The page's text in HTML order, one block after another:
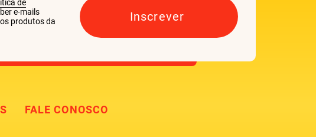
de
e-mails
produtos da
FALE CONOSCO